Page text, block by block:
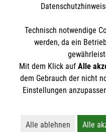
Downloads
Aktuelle Nachrichten
Datenschutzerklärung
Compliance
Institutionelles
Kontakt
St.-Bernhard-
Albert-Oetker-Str. 98-
Spendenkonto
Empfänger:
Technisch notwendige
werden, da ein
Mit dem Klick auf Alle
dem Gebrauch der nicht
Einstellungen
Alle ablehnen
Alle